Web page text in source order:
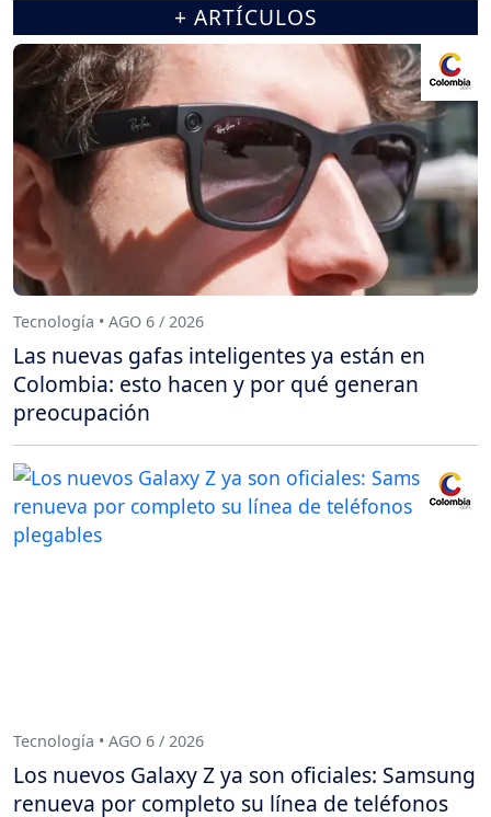
+ ARTÍCULOS
Tecnología • AGO 6 / 2026
Las nuevas gafas inteligentes ya están en
Colombia: esto hacen y por qué generan
preocupación
Tecnología • AGO 6 / 2026
Los nuevos Galaxy Z ya son oficiales: Samsung
renueva por completo su línea de teléfonos